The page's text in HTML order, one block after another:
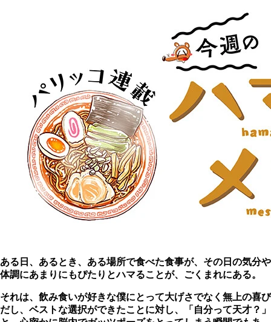
ある日、あるとき、ある場所で食べた食事が、その日の気分や
体調にあまりにもぴたりとハマることが、ごくまれにある。
それは、飲み食いが好きな僕にとって大げさでなく無上の喜び
だし、ベストな選択ができたことに対し、「自分って天才？」